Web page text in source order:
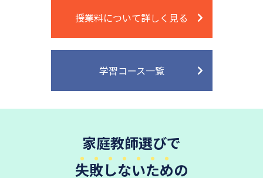
授業料について詳しく見る
学習コース一覧
家庭教師選びで
失敗しないための